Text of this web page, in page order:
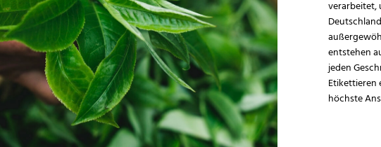
verarbeitet,
entstehen
jeden
Etikettieren
höchste